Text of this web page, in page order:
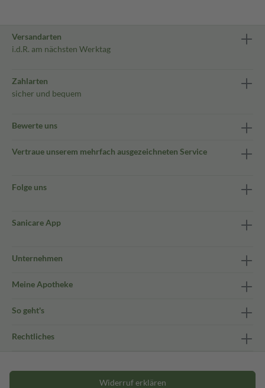
Versandarten
i.d.R. am nächsten Werktag
Zahlarten
sicher und bequem
Bewerte uns
Vertraue unserem mehrfach ausgezeichneten Service
Folge uns
Sanicare App
Unternehmen
Meine Apotheke
So geht's
Rechtliches
Widerruf erklären